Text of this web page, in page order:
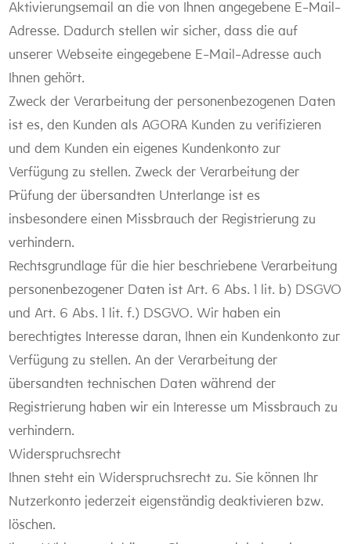
Aktivierungsemail an die von Ihnen angegebene E-Mail-
Adresse. Dadurch stellen wir sicher, dass die auf
unserer Webseite eingegebene E-Mail-Adresse auch
Ihnen gehört.
Zweck der Verarbeitung der personenbezogenen Daten
ist es, den Kunden als AGORA Kunden zu verifizieren
und dem Kunden ein eigenes Kundenkonto zur
Verfügung zu stellen. Zweck der Verarbeitung der
Prüfung der übersandten Unterlange ist es
insbesondere einen Missbrauch der Registrierung zu
verhindern.
Rechtsgrundlage für die hier beschriebene Verarbeitung
personenbezogener Daten ist Art. 6 Abs. 1 lit. b) DSGVO
und Art. 6 Abs. 1 lit. f.) DSGVO. Wir haben ein
berechtigtes Interesse daran, Ihnen ein Kundenkonto zur
Verfügung zu stellen. An der Verarbeitung der
übersandten technischen Daten während der
Registrierung haben wir ein Interesse um Missbrauch zu
verhindern.
Widerspruchsrecht
Ihnen steht ein Widerspruchsrecht zu. Sie können Ihr
Nutzerkonto jederzeit eigenständig deaktivieren bzw.
löschen.